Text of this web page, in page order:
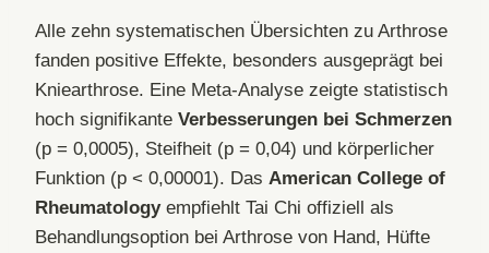
Alle zehn systematischen Übersichten zu Arthrose
fanden positive Effekte, besonders ausgeprägt bei
Kniearthrose. Eine Meta-Analyse zeigte statistisch
hoch signifikante Verbesserungen bei Schmerzen
(p = 0,0005), Steifheit (p = 0,04) und körperlicher
Funktion (p < 0,00001). Das American College of
Rheumatologyempfiehlt Tai Chi offiziell als
Behandlungsoption bei Arthrose von Hand, Hüfte